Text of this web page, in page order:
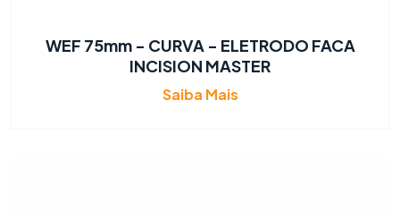
WEF 75mm - CURVA - ELETRODO FACA
INCISION MASTER
Saiba Mais